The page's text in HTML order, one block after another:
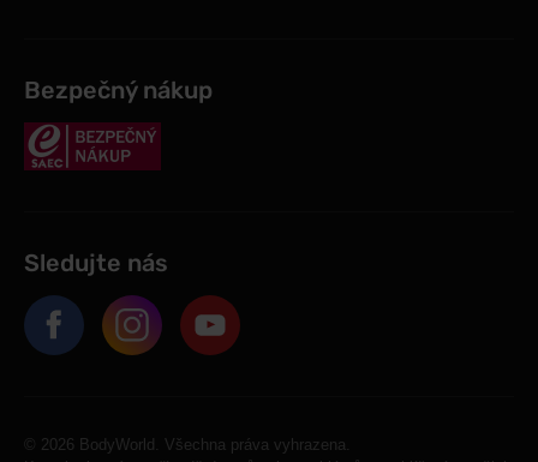
Bezpečný nákup
Sledujte nás
© 2026 BodyWorld. Všechna práva vyhrazena.